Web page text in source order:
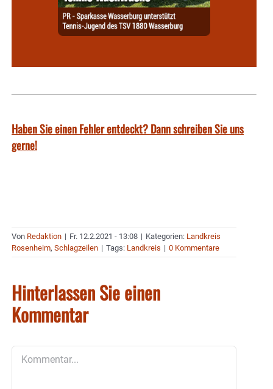
Haben Sie einen Fehler entdeckt? Dann schreiben Sie uns
gerne!
Von Redaktion | Fr. 12.2.2021 - 13:08 | Kategorien: Landkreis
Rosenheim, Schlagzeilen | Tags: Landkreis | 0 Kommentare
Hinterlassen Sie einen
Kommentar